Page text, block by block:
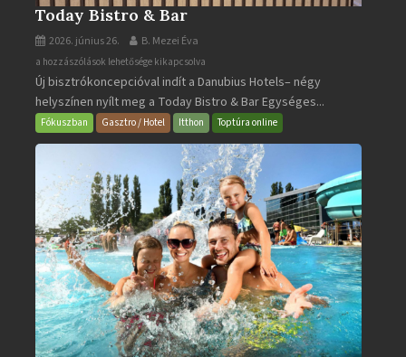
Today Bistro & Bar
2026. június 26. B. Mezei Éva
Today
Bistro
&
Bar
bejegyzéshez
a hozzászólások lehetősége kikapcsolva
Új bisztrókoncepcióval indít a Danubius Hotels– négy
helyszínen nyílt meg a Today Bistro & Bar Egységes...
Fókuszban Gasztro / Hotel Itthon Toptúra online